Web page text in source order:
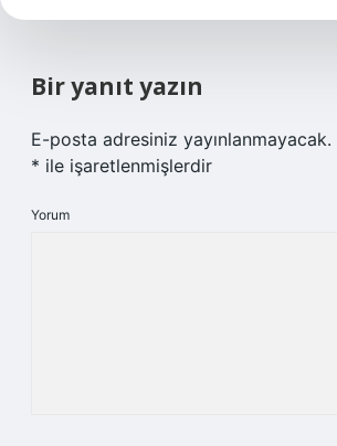
Bir yanıt yazın
E-posta adresiniz yayınlanmayacak.
* ile işaretlenmişlerdir
Yorum